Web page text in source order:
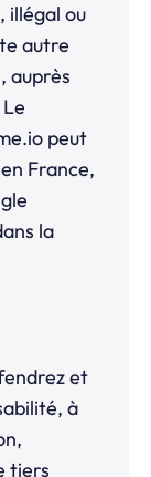
illégal ou
autre
auprès
peut
France,
la
et
à
tiers